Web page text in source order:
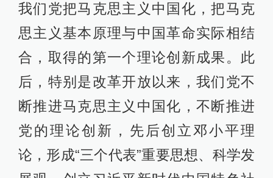
我们党把马克思主义中国化，把马克
思主义基本原理与中国革命实际相结
合，取得的第一个理论创新成果。此
后，特别是改革开放以来，我们党不
断推进马克思主义中国化，不断推进
党的理论创新，先后创立邓小平理
论，形成“三个代表”重要思想、科学发